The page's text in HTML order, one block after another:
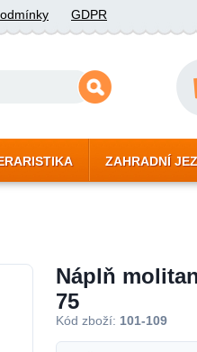
GDPR
ZAHRADNÍ
Náplň
75
Kód zboží: 101-109